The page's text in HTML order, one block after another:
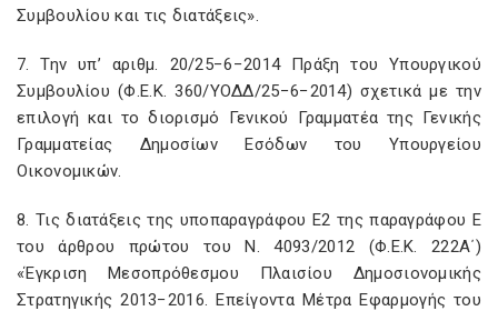
Συμβουλίου και τις διατάξεις».
7. Την υπ’ αριθμ. 20/25−6−2014 Πράξη του Υπουργικού
Συμβουλίου (Φ.Ε.Κ. 360/ΥΟΔΔ/25−6−2014) σχετικά με την
επιλογή και το διορισμό Γενικού Γραμματέα της Γενικής
Γραμματείας Δημοσίων Εσόδων του Υπουργείου
Οικονομικών.
8. Τις διατάξεις της υποπαραγράφου Ε2 της παραγράφου Ε
του άρθρου πρώτου του Ν. 4093/2012 (Φ.Ε.Κ. 222Α΄)
«Έγκριση Μεσοπρόθεσμου Πλαισίου Δημοσιονομικής
Στρατηγικής 2013−2016. Επείγοντα Μέτρα Εφαρμογής του